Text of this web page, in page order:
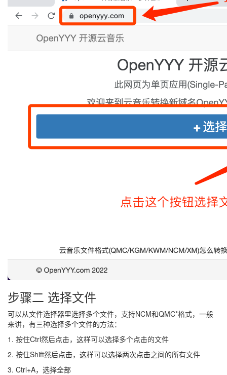
步骤二 选择文件
可以从文件选择器里选择多个文件，支持NCM和QMC*格式，一般
来讲，有三种选择多个文件的方法：
1. 按住Ctrl然后点击，这样可以选择多个点击的文件
2. 按住Shift然后点击，这样可以选择两次点击之间的所有文件
3. Ctrl+A，选择全部